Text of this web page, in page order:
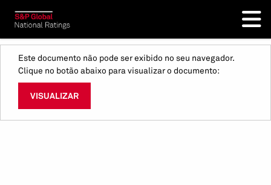
Este documento não pode ser exibido no seu navegador.
Clique no botão abaixo para visualizar o documento:
VISUALIZAR